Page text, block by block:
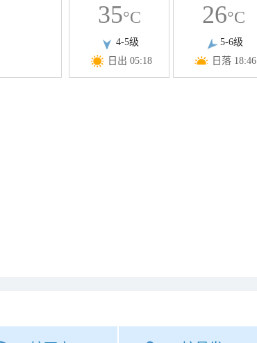
35°C
4-5级
日出 05:18
26°C
5-6级
日落 18:46